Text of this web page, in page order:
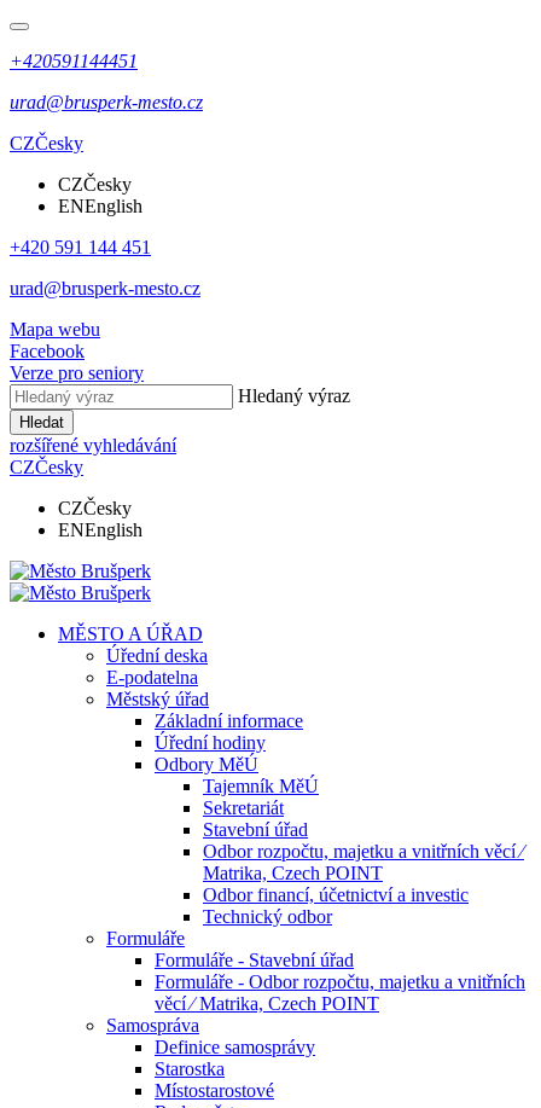
+420591144451
urad@brusperk-mesto.cz
CZČesky
CZČesky
ENEnglish
+420 591 144 451
urad@brusperk-mesto.cz
Mapa webu
Facebook
Verze pro seniory
Hledaný výraz
Hledat
rozšířené vyhledávání
CZČesky
CZČesky
ENEnglish
MĚSTO A ÚŘAD
Úřední deska
E-podatelna
Městský úřad
Základní informace
Úřední hodiny
Odbory MěÚ
Tajemník MěÚ
Sekretariát
Stavební úřad
Odbor rozpočtu, majetku a vnitřních věcí ⁄
Matrika, Czech POINT
Odbor financí, účetnictví a investic
Technický odbor
Formuláře
Formuláře - Stavební úřad
Formuláře - Odbor rozpočtu, majetku a vnitřních
věcí ⁄ Matrika, Czech POINT
Samospráva
Definice samosprávy
Starostka
Místostarostové